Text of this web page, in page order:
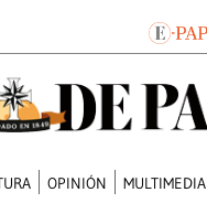
OPINIÓN MULTIMEDIA